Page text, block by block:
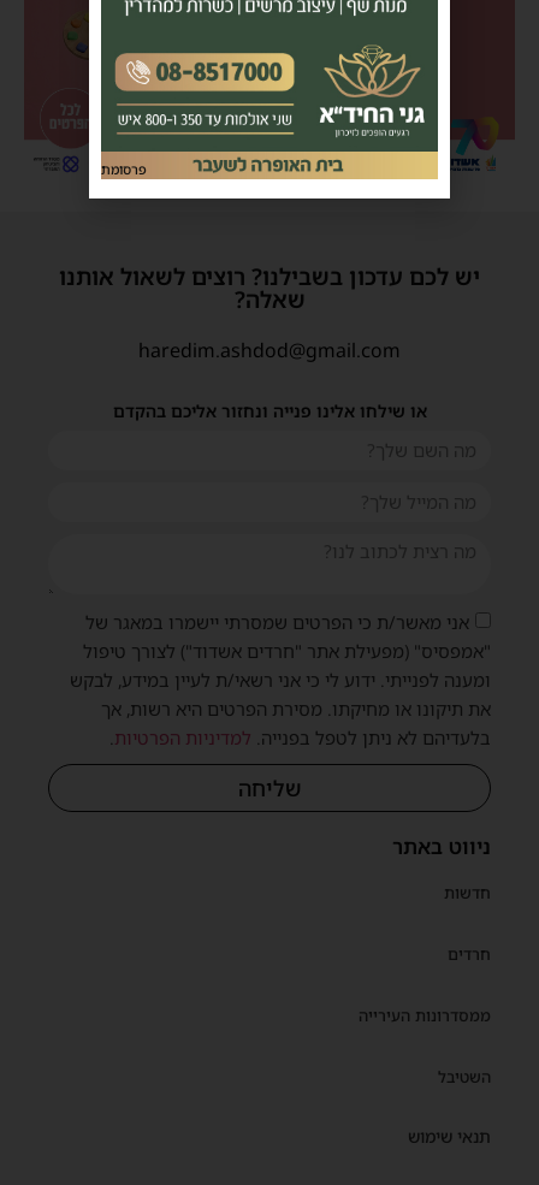
ניווט באתר
חדשות
חרדים
ממסדרונות העירייה
השטיבל
תנאי שימוש
יש לכם עדכון בשבילנו? רוצים לשאול אותנו
שאלה?
haredim.ashdod@gmail.com
או שילחו אלינו פנייה ונחזור אליכם בהקדם
אני מאשר/ת כי הפרטים שמסרתי יישמרו במאגר של
"אמפסיס" (מפעילת אתר "חרדים אשדוד") לצורך טיפול
ומענה לפנייתי. ידוע לי כי אני רשאי/ת לעיין במידע, לבקש
את תיקונו או מחיקתו. מסירת הפרטים היא רשות, אך
בלעדיהם לא ניתן לטפל בפנייה. למדיניות הפרטיות
שליחה
פרסומת